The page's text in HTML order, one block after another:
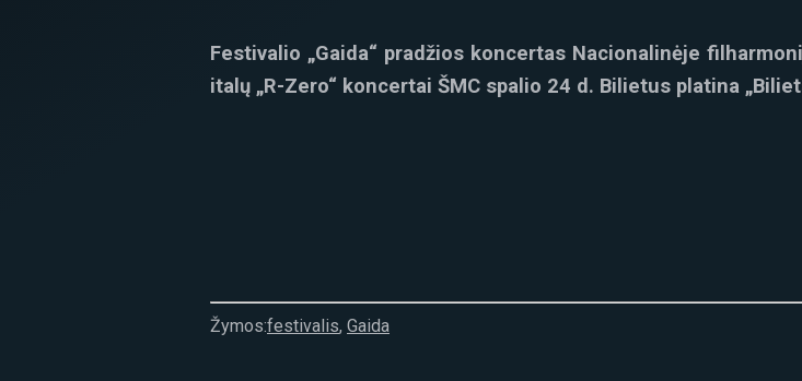
Festivalio „Gaida“ pradžios koncertas Nacionalinėje
italų „R-Zero“ koncertai ŠMC spalio 24 d. Bilietus platina
Žymos:festivalis, Gaida